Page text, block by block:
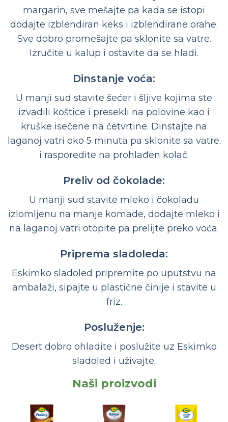
margarin, sve mešajte pa kada se istopi
dodajte izblendiran keks i izblendirane orahe.
Sve dobro promešajte pa sklonite sa vatre.
Izručite u kalup i ostavite da se hladi.
Dinstanje voća:
U manji sud stavite šećer i šljive kojima ste
izvadili koštice i presekli na polovine kao i
kruške isečene na četvrtine. Dinstajte na
laganoj vatri oko 5 minuta pa sklonite sa vatre.
i rasporedite na prohlađen kolač.
Preliv od čokolade:
U manji sud stavite mleko i čokoladu
izlomljenu na manje komade, dodajte mleko i
na laganoj vatri otopite pa prelijte preko voća.
Priprema sladoleda:
Eskimko sladoled pripremite po uputstvu na
ambalaži, sipajte u plastične činije i stavite u
friz.
Posluženje:
Desert dobro ohladite i poslužite uz Eskimko
sladoled i uživajte.
Naši proizvodi